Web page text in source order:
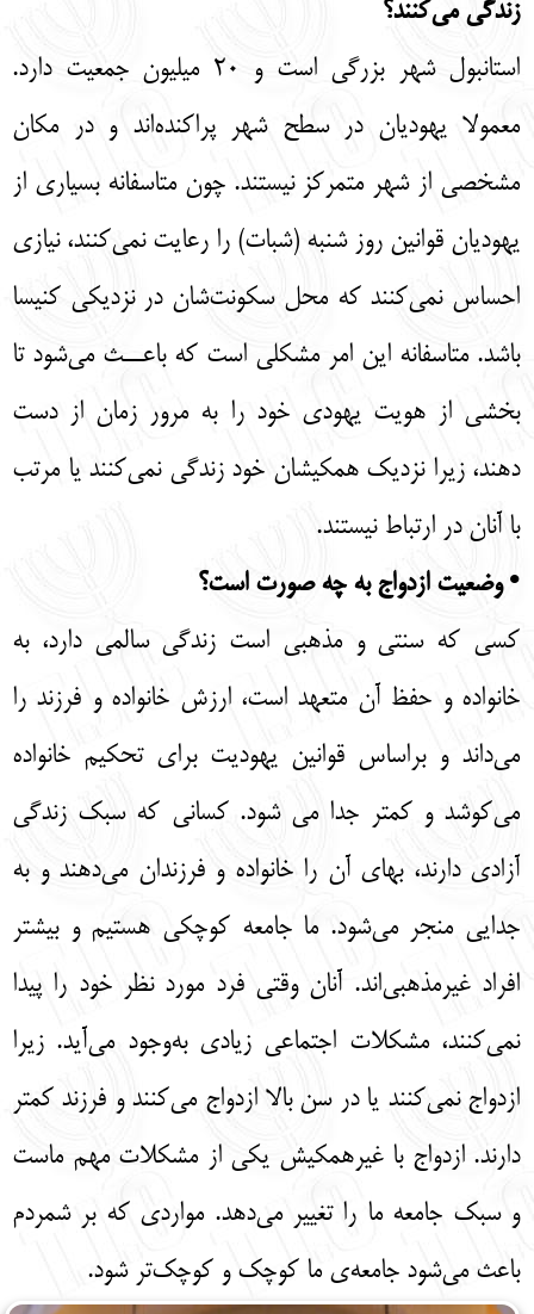
زندگی می‌کنند؟
استانبول شهر بزرگی است و 20 میلیون جمعیت دارد.
معمولا یهودیان در سطح شهر پراکنده‌اند و در مکان
مشخصی از شهر متمرکز نیستند. چون متاسفانه بسیاری از
یهودیان قوانین روز شنبه (شبات) را رعایت نمی‌کنند، نیازی
احساس نمی‌کنند که محل سکونت‌شان در نزدیکی کنیسا
باشد. متاسفانه این امر مشکلی است که باعــث می‌شود تا
بخشی از هویت یهودی خود را به مرور زمان از دست
دهند، زیرا نزدیک همکیشان خود زندگی نمی‌کنند یا مرتب
با آنان در ارتباط نیستند.
• وضعیت ازدواج به چه صورت است؟
کسی که سنتی و مذهبی است زندگی سالمی دارد، به
خانواده و حفظ آن متعهد است، ارزش خانواده و فرزند را
می‌داند و براساس قوانین یهودیت برای تحکیم خانواده
می‌کوشد و کمتر جدا می شود. کسانی که سبک زندگی
آزادی دارند، بهای آن را خانواده و فرزندان می‌دهند و به
جدایی منجر می‌شود. ما جامعه کوچکی هستیم و بیشتر
افراد غیرمذهبی‌اند. آنان وقتی فرد مورد نظر خود را پیدا
نمی‌کنند، مشکلات اجتماعی زیادی به‌وجود می‌آید. زیرا
ازدواج نمی‌کنند یا در سن بالا ازدواج می‌کنند و فرزند کمتر
دارند. ازدواج با غیرهمکیش یکی از مشکلات مهم ماست
و سبک جامعه ما را تغییر می‌دهد. مواردی که بر شمردم
باعث می‌شود جامعه‌ی ما کوچک و کوچک‌تر شود.